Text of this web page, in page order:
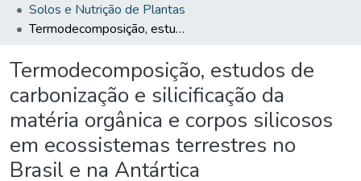
Solos e Nutrição de Plantas
Termodecomposição, estudos de carbonização e silicificação da matéria orgânica e corpos silicosos em ecossistemas terrestres no Brasil e na Antártica
Termodecomposição, estudos de
carbonização e silicificação da
matéria orgânica e corpos silicosos
em ecossistemas terrestres no
Brasil e na Antártica